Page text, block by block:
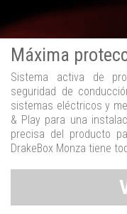
Máxima
Sistema activa de
seguridad de
sistemas eléctricos y
& Play para una
precisa del producto
DrakeBox Monza tiene